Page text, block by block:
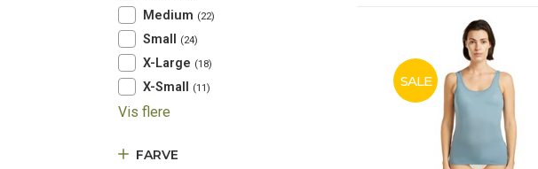
Medium (22)
Small (24)
X-Large (18)
X-Small (11)
Vis flere
FARVE
SALE